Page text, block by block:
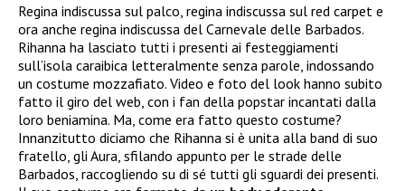
Regina indiscussa sul palco, regina indiscussa sul red carpet e
ora anche regina indiscussa del Carnevale delle Barbados.
Rihanna ha lasciato tutti i presenti ai festeggiamenti
sull’isola caraibica letteralmente senza parole, indossando
un costume mozzafiato. Video e foto del look hanno subito
fatto il giro del web, con i fan della popstar incantati dalla
loro beniamina. Ma, come era fatto questo costume?
Innanzitutto diciamo che Rihanna si è unita alla band di suo
fratello, gli Aura, sfilando appunto per le strade delle
Barbados, raccogliendo su di sé tutti gli sguardi dei presenti.